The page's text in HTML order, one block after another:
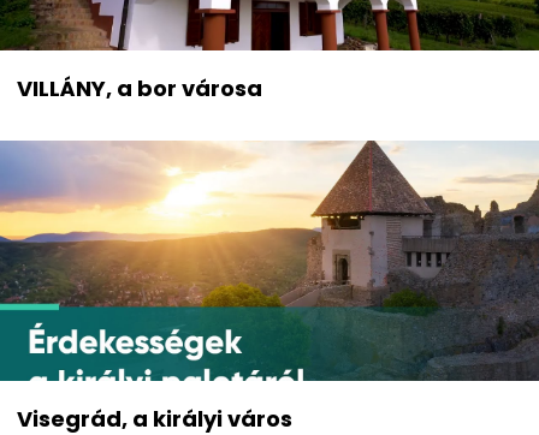
VILLÁNY, a bor városa
Visegrád, a királyi város